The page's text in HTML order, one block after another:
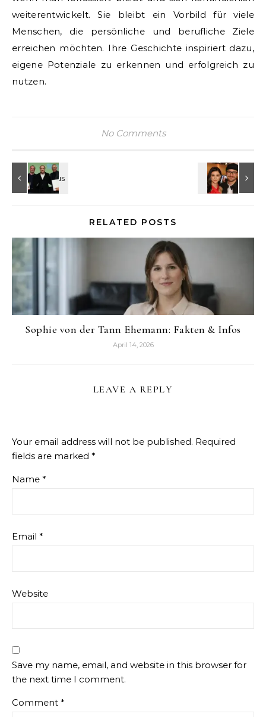
weiterentwickelt. Sie bleibt ein Vorbild für viele
Menschen, die persönliche und berufliche Ziele
erreichen möchten. Ihre Geschichte inspiriert dazu,
eigene Potenziale zu erkennen und erfolgreich zu
nutzen.
No Comments
RELATED POSTS
Sophie von der Tann Ehemann: Fakten & Infos
April 14, 2026
LEAVE A REPLY
Your email address will not be published. Required
fields are marked *
Name *
Email *
Website
Save my name, email, and website in this browser for
the next time I comment.
Comment *